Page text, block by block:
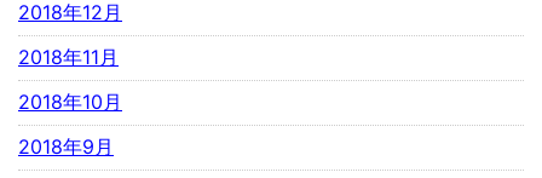
2018年12月
2018年11月
2018年10月
2018年9月